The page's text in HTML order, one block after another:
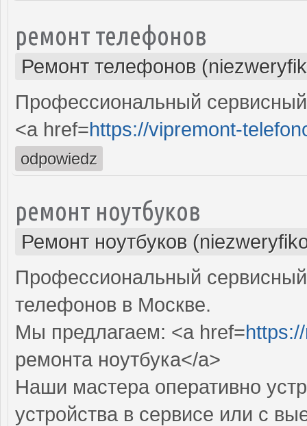
ремонт телефонов
Ремонт телефонов
Профессиональный
<a href=https://vipremont-
odpowiedz
ремонт ноутбуков
Ремонт ноутбуков
Профессиональный
телефонов в Москве.
Мы предлагаем: <a href=
ремонта ноутбука</a>
Наши мастера оперативно
устройства в сервисе или с